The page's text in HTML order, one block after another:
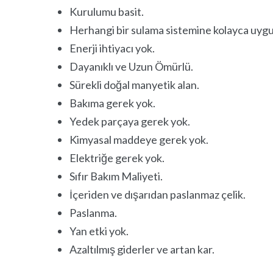
Kurulumu basit.
Herhangi bir sulama sistemine kolayca
Enerji ihtiyacı yok.
Dayanıklı ve Uzun Ömürlü.
Sürekli doğal manyetik alan.
Bakıma gerek yok.
Yedek parçaya gerek yok.
Kimyasal maddeye gerek yok.
Elektriğe gerek yok.
Sıfır Bakım Maliyeti.
İçeriden ve dışarıdan paslanmaz çelik.
Paslanma.
Yan etki yok.
Azaltılmış giderler ve artan kar.